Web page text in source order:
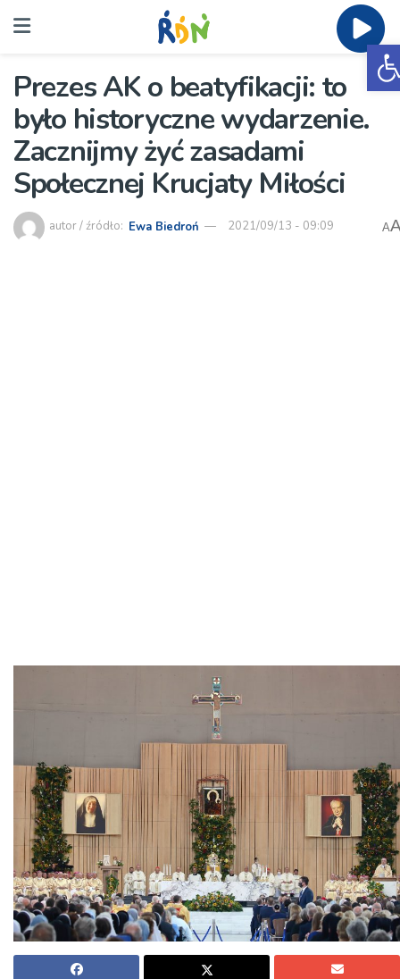
Prezes AK o beatyfikacji: to
było historyczne wydarzenie.
Zacznijmy żyć zasadami
Społecznej Krucjaty Miłości
autor / źródło: Ewa Biedroń 2021/09/13 - 09:09 A